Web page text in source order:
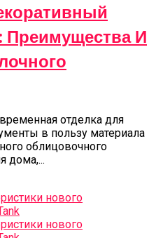
Преимущества И
отделка для
в пользу материала
облицовочного
дома,...